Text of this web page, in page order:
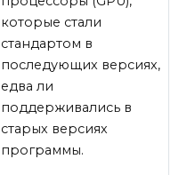
которые стали
стандартом в
последующих версиях,
едва ли
поддерживались в
старых версиях
программы.